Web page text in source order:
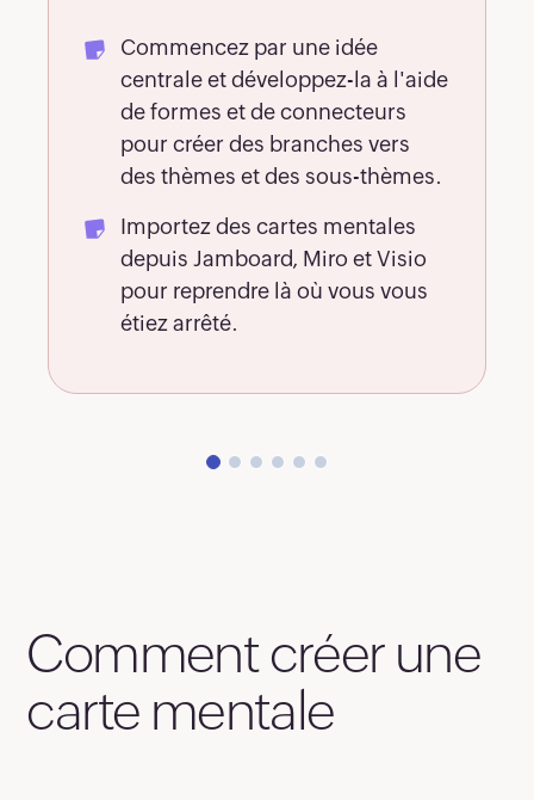
Commencez par une idée
centrale et développez-la à l'aide
de formes et de connecteurs
pour créer des branches vers
des thèmes et des sous-thèmes.
Importez des cartes mentales
depuis Jamboard, Miro et Visio
pour reprendre là où vous vous
étiez arrêté.
Comment créer une
carte mentale
66
67
68
69
71
72
74
75